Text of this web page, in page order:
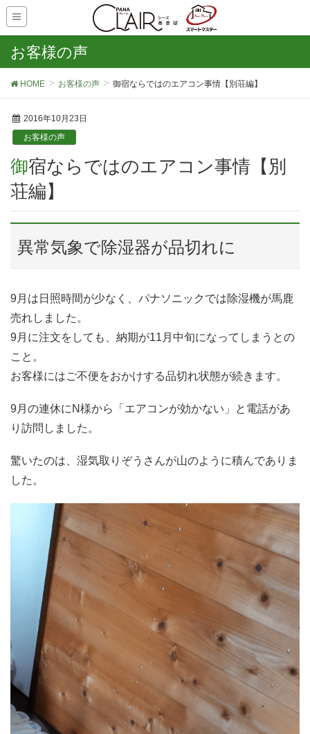
お客様の声
HOME お客様の声 御宿ならではのエアコン事情【別荘編】
2016年10月23日
お客様の声
御宿ならではのエアコン事情【別
荘編】
異常気象で除湿器が品切れに
9月は日照時間が少なく、パナソニックでは除湿機が馬鹿
売れしました。
9月に注文をしても、納期が11月中旬になってしまうとの
こと。
お客様にはご不便をおかけする品切れ状態が続きます。
9月の連休にN様から「エアコンが効かない」と電話があ
り訪問しました。
驚いたのは、湿気取りぞうさんが山のように積んでありま
した。